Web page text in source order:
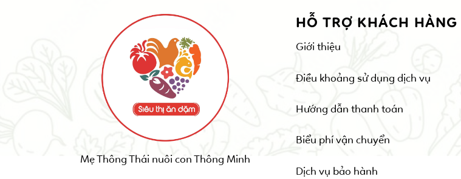
Mẹ Thông Thái nuôi con Thông Minh
HỖ TRỢ KHÁCH HÀNG
Giới thiệu
Điều khoảng sử dụng dịch vụ
Hướng dẫn thanh toán
Biểu phí vận chuyển
Dịch vụ bảo hành